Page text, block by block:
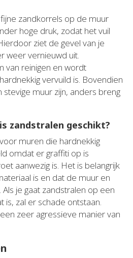
zandkorrels op de muur
hoge druk, zodat het vuil
ziet de gevel van je
weer vernieuwd uit.
van reinigen en wordt
vervuild is. Bovendien
muur zijn, anders breng
zandstralen geschikt?
muren die hardnekkig
omdat er graffiti op is
aanwezig is. Het is belangrijk
is en dat de muur en
je gaat zandstralen op een
is, zal er schade ontstaan.
zeer agressieve manier van